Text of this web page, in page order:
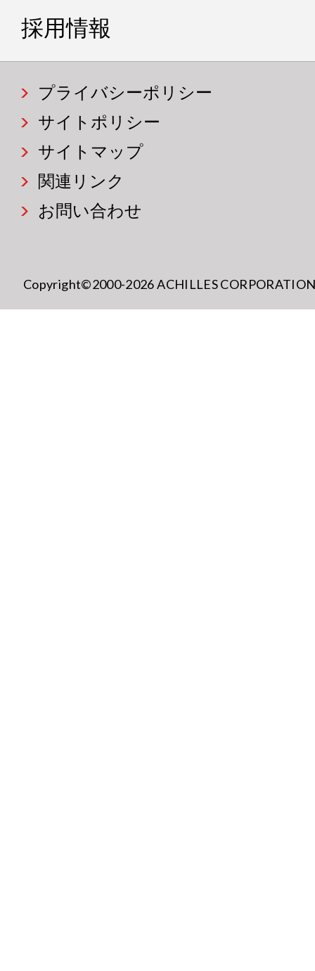
採用情報
プライバシーポリシー
サイトポリシー
サイトマップ
関連リンク
お問い合わせ
Copyright©2000-2026 ACHILLES